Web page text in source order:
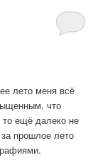
лето меня всё
что
то ещё далеко не
прошлое лето